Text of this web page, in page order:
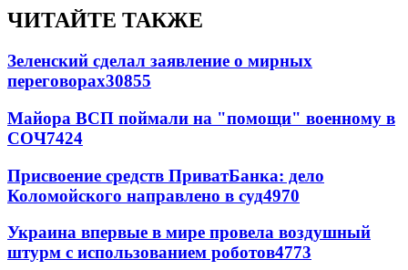
ЧИТАЙТЕ ТАКЖЕ
Зеленский сделал заявление о мирных
переговорах30855
Майора ВСП поймали на "помощи" военному в
СОЧ7424
Присвоение средств ПриватБанка: дело
Коломойского направлено в суд4970
Украина впервые в мире провела воздушный
штурм с использованием роботов4773